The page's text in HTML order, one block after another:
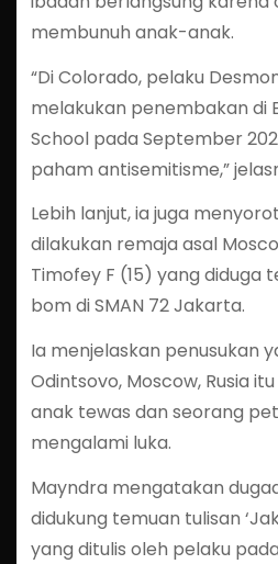
membunuh anak-anak.
“Di Colorado, pelaku
melakukan penembakan di
School pada September
paham antisemitisme,”
Lebih lanjut, ia juga
dilakukan remaja asal
Timofey F (15) yang diduga
bom di SMAN 72 Jakarta.
Ia menjelaskan penusukan
Odintsovo, Moscow, Rusia
anak tewas dan seorang
mengalami luka.
Mayndra mengatakan
didukung temuan tulisan
yang ditulis oleh pelaku